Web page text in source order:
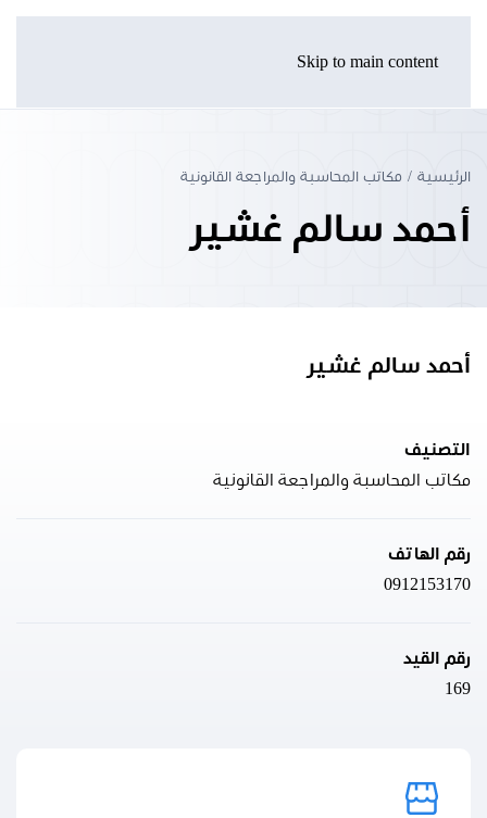
Skip to main content
الرئيسية مكاتب المحاسبة والمراجعة القانونية
أحمد سالم غشير
أحمد سالم غشير
التصنيف
مكاتب المحاسبة والمراجعة القانونية
رقم الهاتف
0912153170
رقم القيد
169